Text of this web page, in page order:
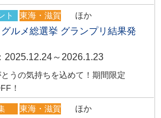
ト 東海・滋賀 ほか
ルメ総選挙 グランプリ結果発
2025.12.24～2026.1.23
うの気持ちを込めて！期間限定
！
東海・滋賀 ほか